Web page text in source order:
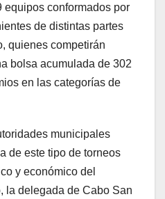
equipos conformados por
de distintas partes
quienes competirán
bolsa acumulada de 302
en las categorías de
municipales
de este tipo de torneos
y económico del
la delegada de Cabo San